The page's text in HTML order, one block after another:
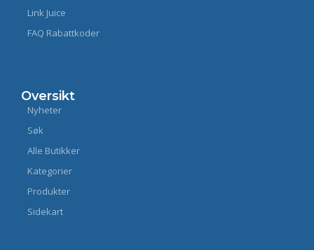
Link Juice
FAQ Rabattkoder
Oversikt
Nyheter
Søk
Alle Butikker
Kategorier
Produkter
Sidekart